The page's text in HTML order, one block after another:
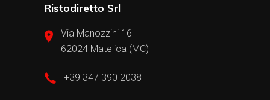
Ristodiretto Srl
Via Manozzini 16
62024 Matelica (MC)
+39 347 390 2038